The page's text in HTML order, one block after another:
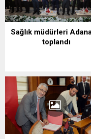
Sağlık müdürleri
toplandı